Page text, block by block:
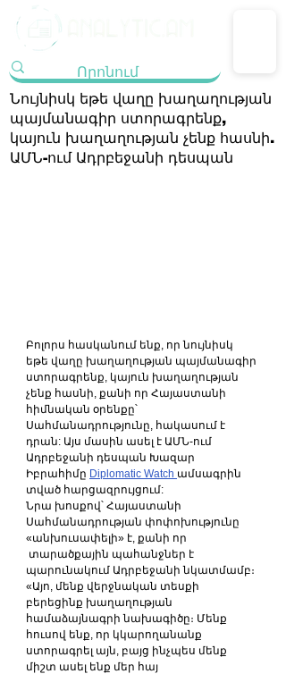
Նույնիսկ եթե վաղը խաղաղության
պայմանագիր ստորագրենք,
կայուն խաղաղության չենք հասնի.
ԱՄՆ-ում Ադրբեջանի դեսպան
Բոլորս հասկանում ենք, որ նույնիսկ
եթե վաղը խաղաղության պայմանագիր
ստորագրենք, կայուն խաղաղության
չենք հասնի, քանի որ Հայաստանի
հիմնական օրենքը՝
Սահմանադրությունը, հակասում է
դրան: Այս մասին ասել է ԱՄՆ-ում
Ադրբեջանի դեսպան Խազար
Իբրահիմը Diplomatic Watch ամսագրին
տված հարցազրույցում:
Նրա խոսքով՝ Հայաստանի
Սահմանադրության փոփոխությունը
«անխուսափելի» է, քանի որ
տարածքային պահանջներ է
պարունակում Ադրբեջանի նկատմամբ։
«Այո, մենք վերջնական տեսքի
բերեցինք խաղաղության
համաձայնագրի նախագիծը։ Մենք
հուսով ենք, որ կկարողանանք
ստորագրել այն, բայց ինչպես մենք
միշտ ասել ենք մեր հայ